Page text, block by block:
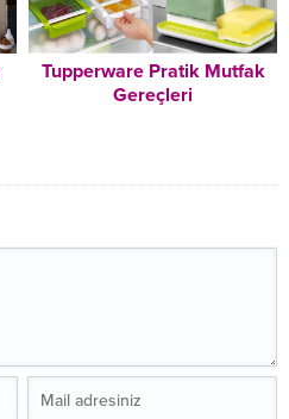
Tupperware Pratik Mutfak
Gereçleri